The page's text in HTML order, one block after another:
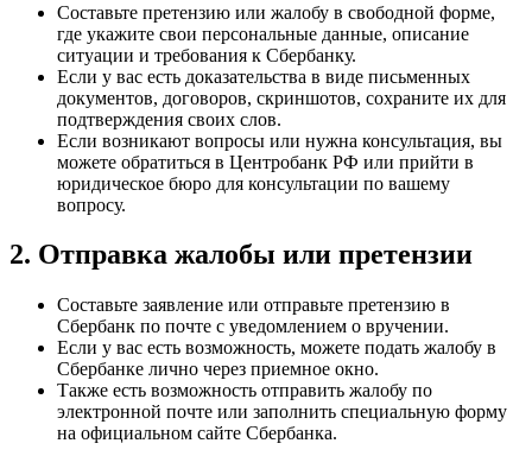
Составьте претензию или жалобу в свободной форме,
где укажите свои персональные данные, описание
ситуации и требования к Сбербанку.
Если у вас есть доказательства в виде письменных
документов, договоров, скриншотов, сохраните их для
подтверждения своих слов.
Если возникают вопросы или нужна консультация, вы
можете обратиться в Центробанк РФ или прийти в
юридическое бюро для консультации по вашему
вопросу.
2. Отправка жалобы или претензии
Составьте заявление или отправьте претензию в
Сбербанк по почте с уведомлением о вручении.
Если у вас есть возможность, можете подать жалобу в
Сбербанке лично через приемное окно.
Также есть возможность отправить жалобу по
электронной почте или заполнить специальную форму
на официальном сайте Сбербанка.